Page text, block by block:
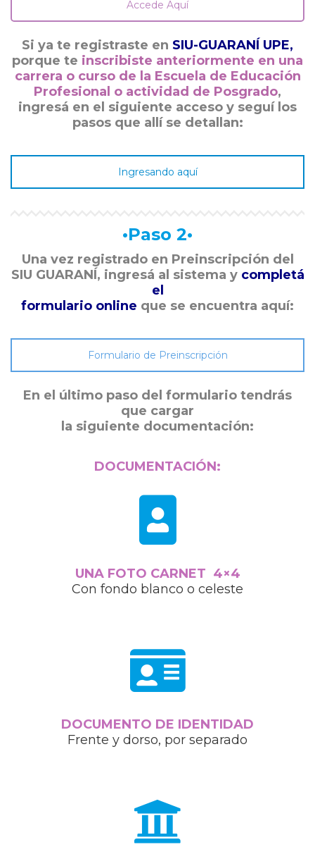
Accede Aquí
Si ya te registraste en SIU-GUARANÍ UPE,
porque te inscribiste anteriormente en una
carrera o curso de la Escuela de Educación
Profesional o actividad de Posgrado,
ingresá en el siguiente acceso y seguí los
pasos que allí se detallan:
Ingresando aquí
•Paso 2•
Una vez registrado en Preinscripción del
SIU GUARANÍ, ingresá al sistema y completá
el
formulario online que se encuentra aquí:
Formulario de Preinscripción
En el último paso del formulario tendrás
que cargar
la siguiente documentación:
DOCUMENTACIÓN:
UNA FOTO CARNET 4×4
Con fondo blanco o celeste
DOCUMENTO DE IDENTIDAD
Frente y dorso, por separado